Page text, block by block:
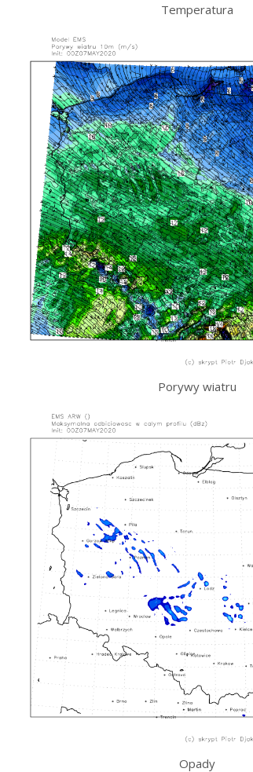
Temperatura
Porywy wiatru
Opady